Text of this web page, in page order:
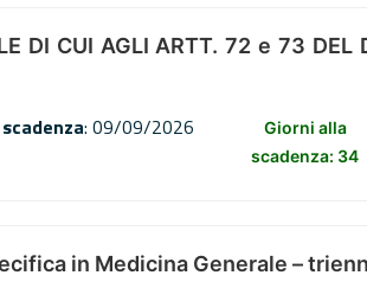
DI CUI AGLI ARTT. 72 e 73 DEL
: 09/09/2026
Giorni alla
scadenza: 34
in Medicina Generale –